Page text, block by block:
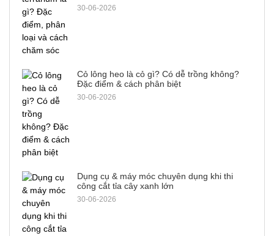
30-06-2026
Cỏ lông heo là cỏ gì? Có dễ trồng không?
Đặc điểm & cách phân biệt
30-06-2026
Dụng cụ & máy móc chuyên dụng khi thi
công cắt tỉa cây xanh lớn
30-06-2026